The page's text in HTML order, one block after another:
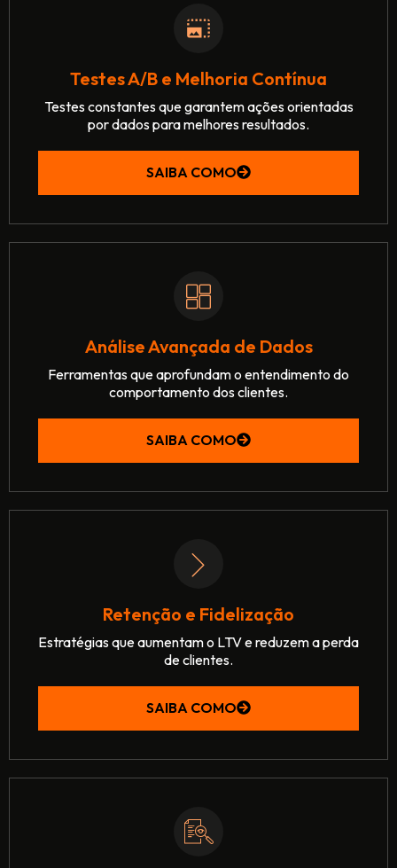
Testes A/B e Melhoria Contínua
Testes constantes que garantem ações orientadas
por dados para melhores resultados.
SAIBA COMO
Análise Avançada de Dados
Ferramentas que aprofundam o entendimento do
comportamento dos clientes.
SAIBA COMO
Retenção e Fidelização
Estratégias que aumentam o LTV e reduzem a perda
de clientes.
SAIBA COMO